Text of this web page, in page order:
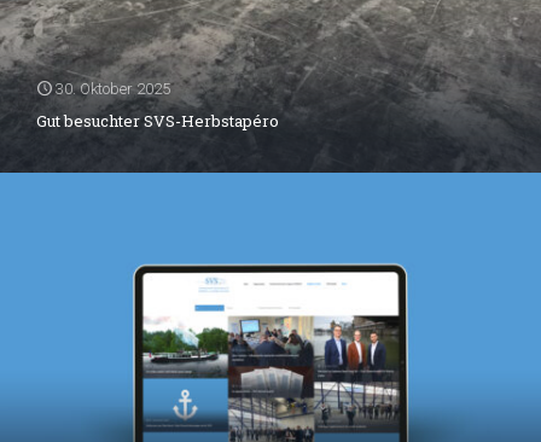
30. Oktober 2025
Gut besuchter SVS-Herbstapéro